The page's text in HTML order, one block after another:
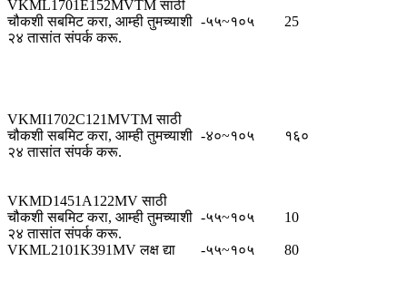
VKML1701E152MVTM साठी
चौकशी सबमिट करा, आम्ही तुमच्याशी
२४ तासांत संपर्क करू.
-५५~१०५ 25
VKMI1702C121MVTM साठी
चौकशी सबमिट करा, आम्ही तुमच्याशी
२४ तासांत संपर्क करू.
-४०~१०५ १६०
VKMD1451A122MV साठी
चौकशी सबमिट करा, आम्ही तुमच्याशी
२४ तासांत संपर्क करू.
-५५~१०५ 10
VKML2101K391MV लक्ष द्या -५५~१०५ 80